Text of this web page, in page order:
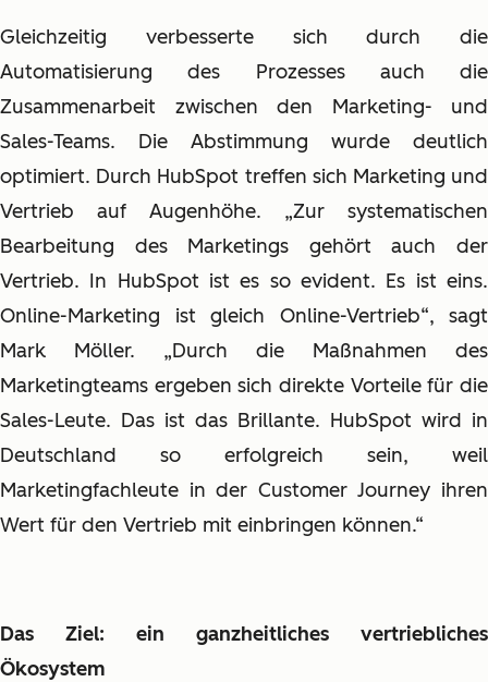
Gleichzeitig verbesserte sich durch die
Automatisierung des Prozesses auch die
Zusammenarbeit zwischen den Marketing- und
Sales-Teams. Die Abstimmung wurde deutlich
optimiert. Durch HubSpot treffen sich Marketing und
Vertrieb auf Augenhöhe. „Zur systematischen
Bearbeitung des Marketings gehört auch der
Vertrieb. In HubSpot ist es so evident. Es ist eins.
Online-Marketing ist gleich Online-Vertrieb“, sagt
Mark Möller. „Durch die Maßnahmen des
Marketingteams ergeben sich direkte Vorteile für die
Sales-Leute. Das ist das Brillante. HubSpot wird in
Deutschland so erfolgreich sein, weil
Marketingfachleute in der Customer Journey ihren
Wert für den Vertrieb mit einbringen können.“
Das Ziel: ein ganzheitliches vertriebliches
Ökosystem